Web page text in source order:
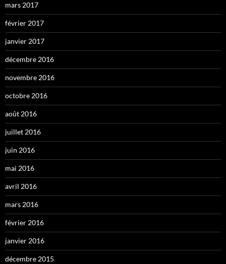
mars 2017
février 2017
janvier 2017
décembre 2016
novembre 2016
octobre 2016
août 2016
juillet 2016
juin 2016
mai 2016
avril 2016
mars 2016
février 2016
janvier 2016
décembre 2015